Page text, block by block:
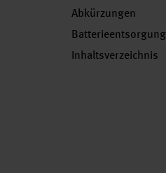
Abkürzungen
Batterieentsorgung
Inhaltsverzeichnis